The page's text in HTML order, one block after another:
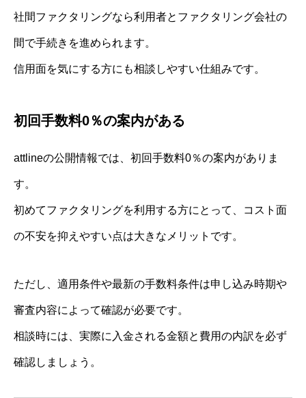
社間ファクタリングなら利用者とファクタリング会社の
間で手続きを進められます。
信用面を気にする方にも相談しやすい仕組みです。
初回手数料0％の案内がある
attlineの公開情報では、初回手数料0％の案内がありま
す。
初めてファクタリングを利用する方にとって、コスト面
の不安を抑えやすい点は大きなメリットです。
ただし、適用条件や最新の手数料条件は申し込み時期や
審査内容によって確認が必要です。
相談時には、実際に入金される金額と費用の内訳を必ず
確認しましょう。